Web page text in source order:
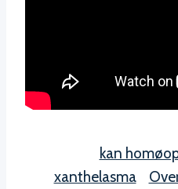
kan
xanthelasma